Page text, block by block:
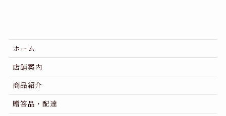
ホーム
店舗案内
商品紹介
贈答品・配達